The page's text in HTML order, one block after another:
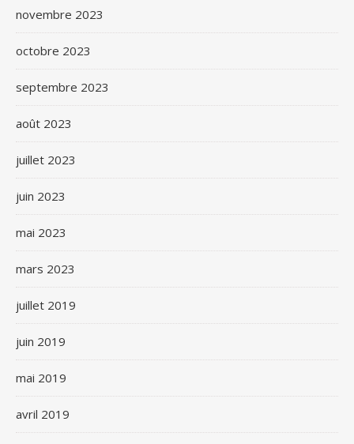
novembre 2023
octobre 2023
septembre 2023
août 2023
juillet 2023
juin 2023
mai 2023
mars 2023
juillet 2019
juin 2019
mai 2019
avril 2019